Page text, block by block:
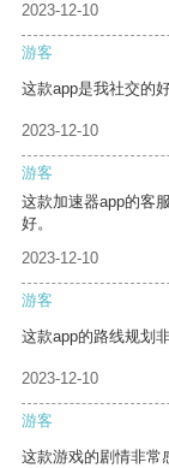
2023-12-10
游客
这款app是我社交的
2023-12-10
游客
这款加速器app的客
好。
2023-12-10
游客
这款app的路线规划
2023-12-10
游客
这款游戏的剧情非常